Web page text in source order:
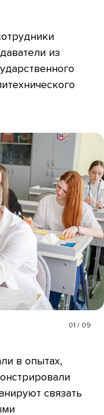
из
01 / 09
в опытах,
связать